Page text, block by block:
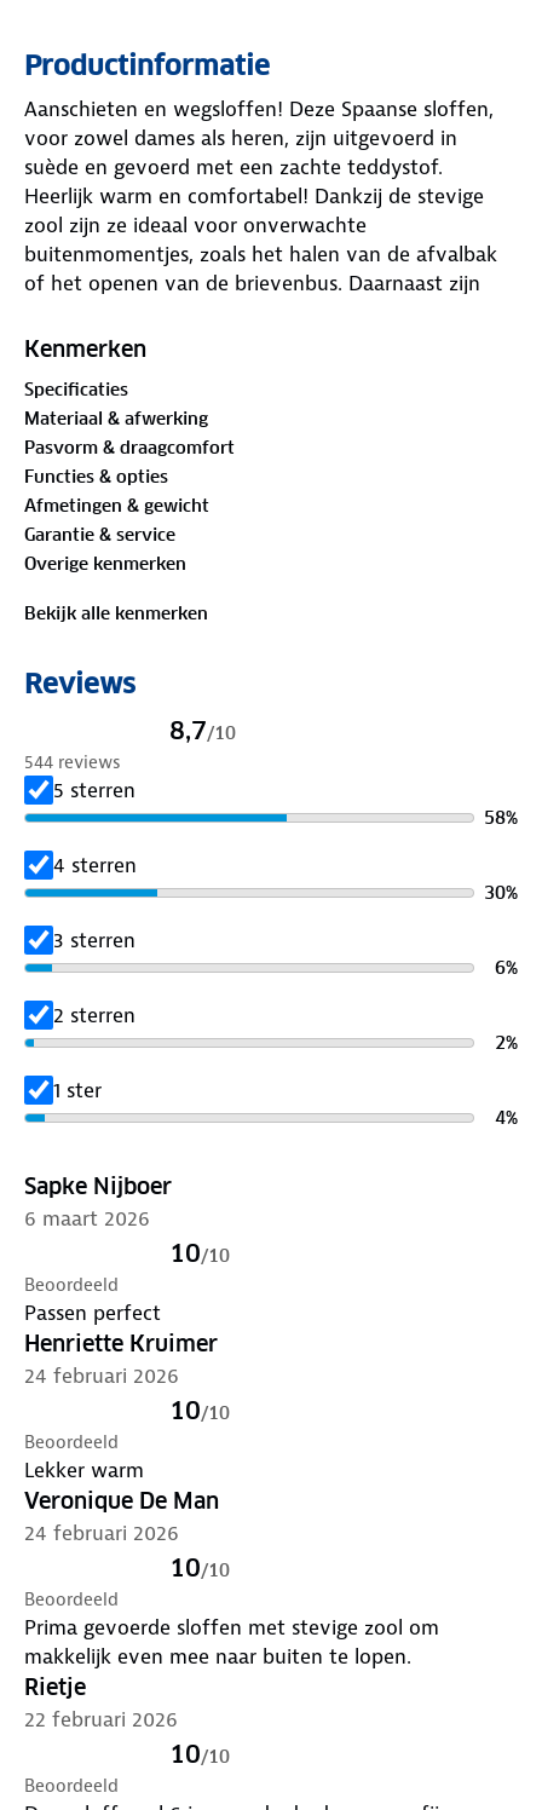
Productinformatie
Aanschieten en wegsloffen! Deze Spaanse sloffen,
voor zowel dames als heren, zijn uitgevoerd in
suède en gevoerd met een zachte teddystof.
Heerlijk warm en comfortabel! Dankzij de stevige
zool zijn ze ideaal voor onverwachte
buitenmomentjes, zoals het halen van de afvalbak
of het openen van de brievenbus. Daarnaast zijn
voorgevormd, comfortabel en dempend voetbed.
Slof Savian is verkrijgbaar in de maten 36–47. De
beschikbaarheid van de maten verschilt per kleur.
Kenmerken
Specificaties
Materiaal & afwerking
Pasvorm & draagcomfort
Functies & opties
Afmetingen & gewicht
Garantie & service
Overige kenmerken
Bekijk alle kenmerken
Reviews
8,7/10
544 reviews
5 sterren
58%
4 sterren
30%
3 sterren
6%
2 sterren
2%
1 ster
4%
Sapke Nijboer
6 maart 2026
10/10
Beoordeeld
Passen perfect
Henriette Kruimer
24 februari 2026
10/10
Beoordeeld
Lekker warm
Veronique De Man
24 februari 2026
10/10
Beoordeeld
Prima gevoerde sloffen met stevige zool om
makkelijk even mee naar buiten te lopen.
Rietje
22 februari 2026
10/10
Beoordeeld